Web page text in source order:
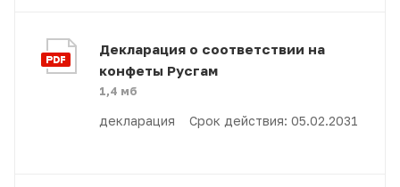
Декларация о соответствии на
конфеты Русгам
1,4 мб
декларация Срок действия: 05.02.2031